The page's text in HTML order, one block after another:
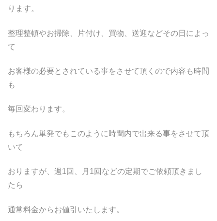
ります。
整理整頓やお掃除、片付け、買物、送迎などその日によっ
て
お客様の必要とされている事をさせて頂くので内容も時間
も
毎回変わります。
もちろん単発でもこのように時間内で出来る事をさせて頂
いて
おりますが、週1回、月1回などの定期でご依頼頂きまし
たら
通常料金からお値引いたします。